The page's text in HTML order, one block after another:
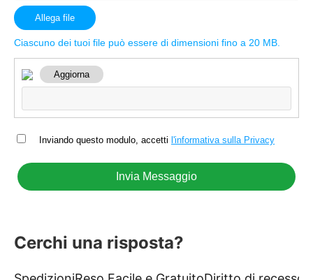
Allega file
Ciascuno dei tuoi file può essere di dimensioni fino a 20 MB.
Aggiorna
Inviando questo modulo, accetti l'informativa sulla Privacy
Cerchi una risposta?